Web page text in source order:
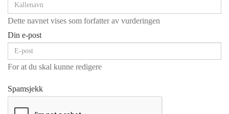
Dette navnet vises som forfatter av vurderingen
Din e-post
For at du skal kunne redigere
Spamsjekk